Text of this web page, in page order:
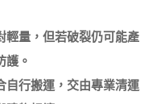
輕量，但若破裂仍可能產
護。
自行搬運，交由專業清運